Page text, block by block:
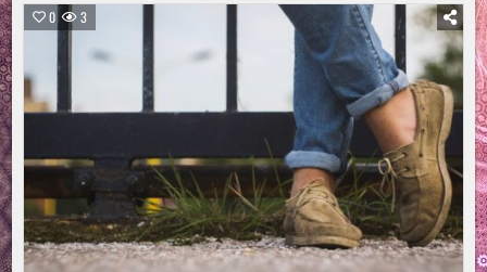
POSTE
DARÜBER
0 3